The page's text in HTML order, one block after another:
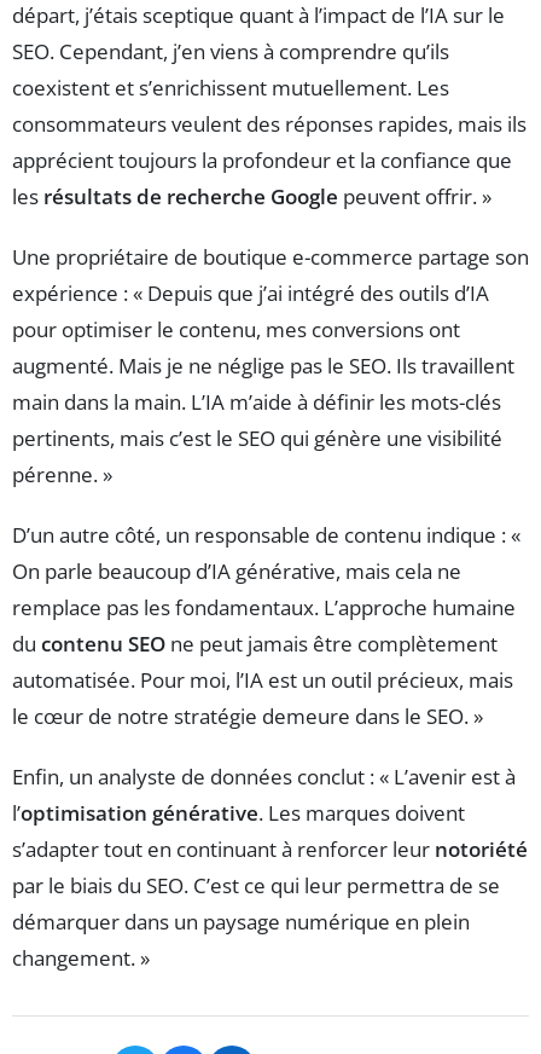
départ, j’étais sceptique quant à l’impact de l’IA sur le
SEO. Cependant, j’en viens à comprendre qu’ils
coexistent et s’enrichissent mutuellement. Les
consommateurs veulent des réponses rapides, mais ils
apprécient toujours la profondeur et la confiance que
les résultats de recherche Google peuvent offrir. »
Une propriétaire de boutique e-commerce partage son
expérience : « Depuis que j’ai intégré des outils d’IA
pour optimiser le contenu, mes conversions ont
augmenté. Mais je ne néglige pas le SEO. Ils travaillent
main dans la main. L’IA m’aide à définir les mots-clés
pertinents, mais c’est le SEO qui génère une visibilité
pérenne. »
D’un autre côté, un responsable de contenu indique : «
On parle beaucoup d’IA générative, mais cela ne
remplace pas les fondamentaux. L’approche humaine
du contenu SEO ne peut jamais être complètement
automatisée. Pour moi, l’IA est un outil précieux, mais
le cœur de notre stratégie demeure dans le SEO. »
Enfin, un analyste de données conclut : « L’avenir est à
l’optimisation générative. Les marques doivent
s’adapter tout en continuant à renforcer leur notoriété
par le biais du SEO. C’est ce qui leur permettra de se
démarquer dans un paysage numérique en plein
changement. »